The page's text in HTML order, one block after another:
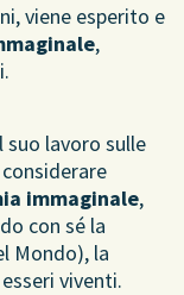
viene esperito e
,
lavoro sulle
immaginale,
con sé la
Mondo), la
viventi.